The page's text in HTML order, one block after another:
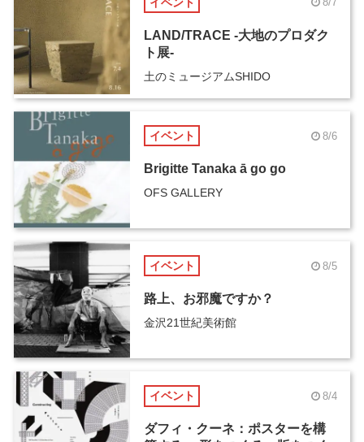
LAND/TRACE -大地のプロダク
ト展-
土のミュージアムSHIDO
イベント 8/6
Brigitte Tanaka ā go go
OFS GALLERY
イベント 8/5
路上、お邪魔ですか？
金沢21世紀美術館
イベント 8/4
ダフィ・クーネ：ポスターを構